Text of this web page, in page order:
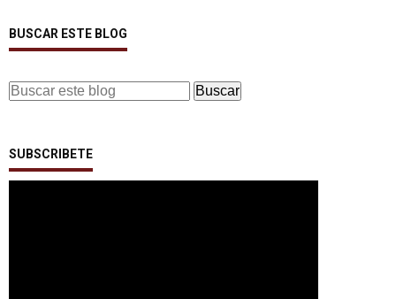
BUSCAR ESTE BLOG
SUBSCRIBETE